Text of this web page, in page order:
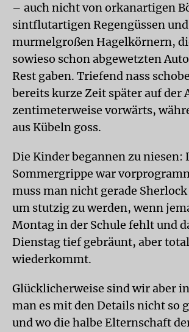
– auch nicht von orkanartigen
sintflutartigen Regengüssen und
murmelgroßen Hagelkörnern,
sowieso schon abgewetzten
Rest gaben. Triefend nass
bereits kurze Zeit später auf der
zentimeterweise vorwärts,
aus Kübeln goss.
Die Kinder begannen zu niesen:
Sommergrippe war
muss man nicht gerade
um stutzig zu werden, wenn
Montag in der Schule fehlt und
Dienstag tief gebräunt, aber
wiederkommt.
Glücklicherweise sind wir aber
man es mit den Details nicht so
und wo die halbe Elternschaft